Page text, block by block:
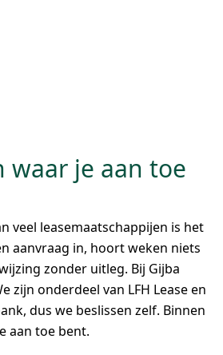
waar je aan toe
veel leasemaatschappijen is het
aanvraag in, hoort weken niets
zonder uitleg. Bij Gijba
zijn onderdeel van LFH Lease en
dus we beslissen zelf. Binnen
aan toe bent.